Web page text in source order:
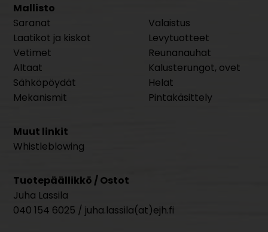
Mallisto
Saranat
Laatikot ja kiskot
Vetimet
Altaat
Sähköpöydät
Mekanismit
Valaistus
Levytuotteet
Reunanauhat
Kalusterungot, ovet
Helat
Pintakäsittely
Muut linkit
Whistleblowing
Tuotepäällikkö / Ostot
Juha Lassila
040 154 6025 / juha.lassila(at)ejh.fi